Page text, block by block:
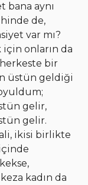
aynı
de,
var mı?
onların da
bir
üstün geldiği
gelir,
gelir.
ikisi birlikte
kadın da